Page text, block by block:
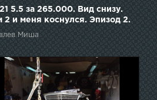
5.5 за 265.000. Вид снизу.
2 и меня коснулся. Эпизод 2.
Миша